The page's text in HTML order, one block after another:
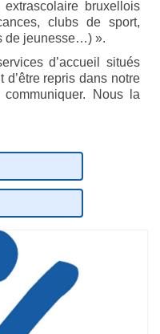
là
de loisir
bruxellois
clubs de sport,
de jeunesse…) ».
d’accueil situés
repris dans notre
Nous la